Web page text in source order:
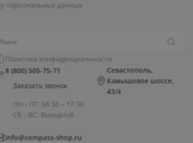
персональных данных
Политика конфиденциальности
8 (800) 505-75-71
Заказать звонок
ПН - ПТ: 08:30 – 17:30
СБ - ВС: Выходной
Севастополь,
Камышовое шоссе,
43/4
info@compass-shop.ru